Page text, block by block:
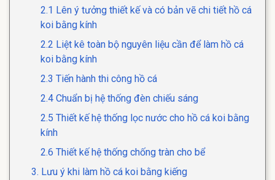
2.1 Lên ý tưởng thiết kế và có bản vẽ chi tiết hồ cá
koi bằng kính
2.2 Liệt kê toàn bộ nguyên liệu cần để làm hồ cá
koi bằng kính
2.3 Tiến hành thi công hồ cá
2.4 Chuẩn bị hệ thống đèn chiếu sáng
2.5 Thiết kế hệ thống lọc nước cho hồ cá koi bằng
kính
2.6 Thiết kế hệ thống chống tràn cho bể
3. Lưu ý khi làm hồ cá koi bằng kiếng